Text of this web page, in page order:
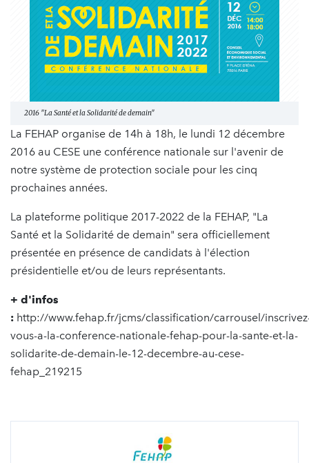
2016 "La Santé et la Solidarité de demain"
La FEHAP organise de 14h à 18h, le lundi 12 décembre
2016 au CESE une conférence nationale sur l'avenir de
notre système de protection sociale pour les cinq
prochaines années.
La plateforme politique 2017-2022 de la FEHAP, "La
Santé et la Solidarité de demain" sera officiellement
présentée en présence de candidats à l'élection
présidentielle et/ou de leurs représentants.
+ d'infos
: http://www.fehap.fr/jcms/classification/carrousel/
vous-a-la-conference-nationale-fehap-pour-la-sante-et-la-
solidarite-de-demain-le-12-decembre-au-cese-
fehap_219215